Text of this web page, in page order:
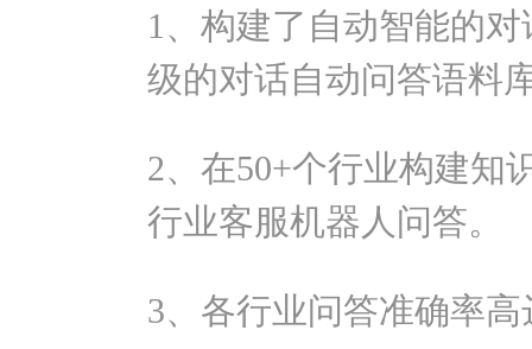
1、构建了自动智能的
级的对话自动问答语料
2、在50+个行业构建知
行业客服机器人问答。
3、各行业问答准确率高